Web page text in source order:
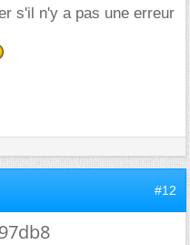
s'il n'y a pas une erreur
#12